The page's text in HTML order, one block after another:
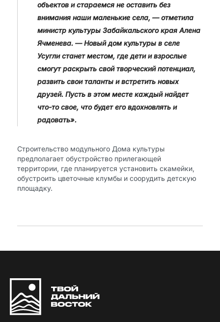
объектов и стараемся не оставить без
внимания наши маленькие села, — отметила
министр культуры Забайкальского края Алена
Ячменева. — Новый дом культуры в селе
Усугли станет местом, где дети и взрослые
смогут раскрыть свой творческий потенциал,
развить свои таланты и встретить новых
друзей. Пусть в этом месте каждый найдет
что-то свое, что будет его вдохновлять и
радовать».
Строительство модульного Дома культуры
предполагает обустройство прилегающей
территории, где планируется установить скамейки,
обустроить цветочные клумбы и соорудить детскую
площадку.